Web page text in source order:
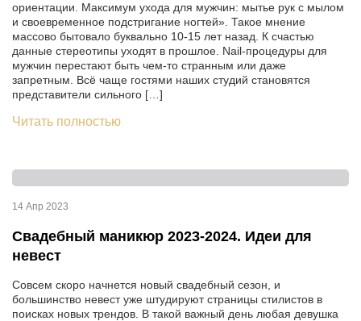
ориентации. Максимум ухода для мужчин: мытье рук с мылом
и своевременное подстригание ногтей». Такое мнение
массово бытовало буквально 10-15 лет назад. К счастью
данные стереотипы уходят в прошлое. Nail-процедуры для
мужчин перестают быть чем-то странным или даже
запретным. Всё чаще гостями наших студий становятся
представители сильного […]
Читать полностью
14 Апр 2023
Свадебный маникюр 2023-2024. Идеи для
невест
Совсем скоро начнется новый свадебный сезон, и
большинство невест уже штудируют страницы стилистов в
поисках новых трендов. В такой важный день любая девушка